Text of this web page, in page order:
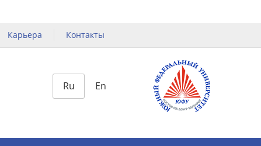
Карьера Контакты
Ru En